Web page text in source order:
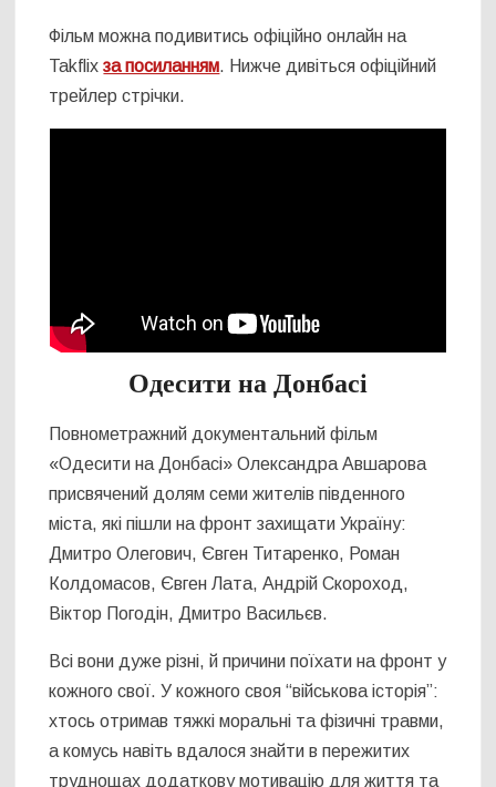
Фільм можна подивитись офіційно онлайн на
Takflixза посиланням. Нижче дивіться офіційний
трейлер стрічки.
Одесити на Донбасі
Повнометражний документальний фільм
«Одесити на Донбасі» Олександра Авшарова
присвячений долям семи жителів південного
міста, які пішли на фронт захищати Україну:
Дмитро Олегович, Євген Титаренко, Роман
Колдомасов, Євген Лата, Андрій Скороход,
Віктор Погодін, Дмитро Васильєв.
Всі вони дуже різні, й причини поїхати на фронт у
кожного свої. У кожного своя “військова історія”:
хтось отримав тяжкі моральні та фізичні травми,
а комусь навіть вдалося знайти в пережитих
труднощах додаткову мотивацію для життя та